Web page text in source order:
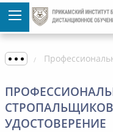
УДОСТОВЕРЕНИЕ